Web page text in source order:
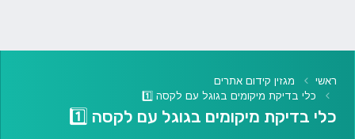
ראשי
מגזין קידום אתרים
כלי בדיקת מיקומים בגוגל עם לקסה 1️⃣
כלי בדיקת מיקומים בגוגל עם לקסה 1️⃣